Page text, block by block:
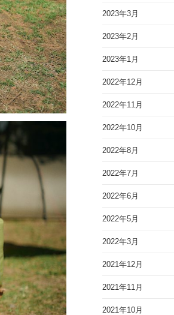
2023年3月
2023年2月
2023年1月
2022年12月
2022年11月
2022年10月
2022年8月
2022年7月
2022年6月
2022年5月
2022年3月
2021年12月
2021年11月
2021年10月